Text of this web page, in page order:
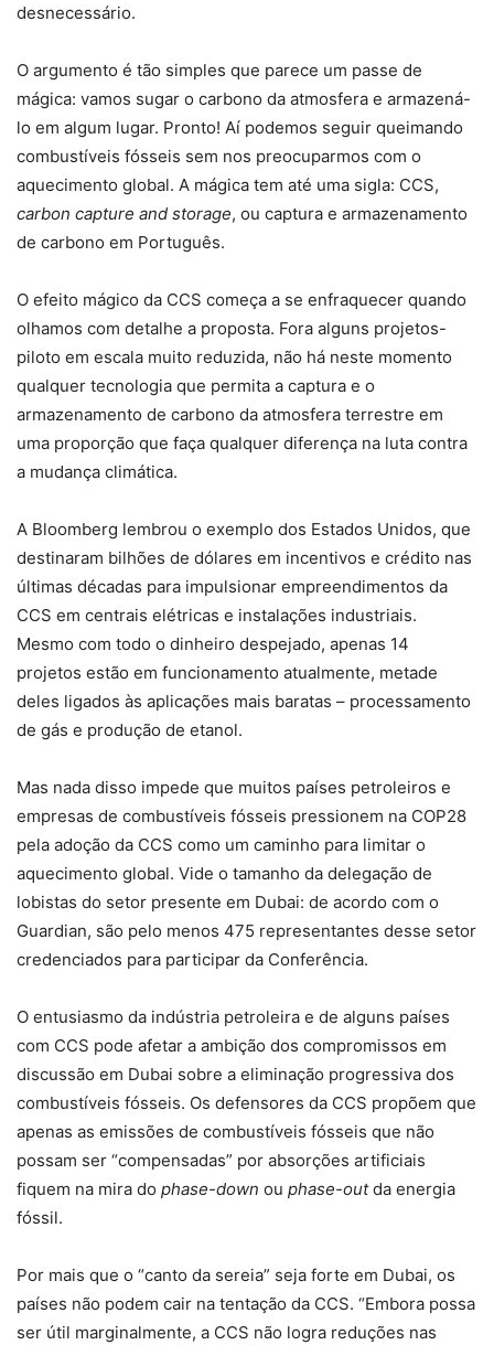
desnecessário.
O argumento é tão simples que parece um passe de
mágica: vamos sugar o carbono da atmosfera e armazená-
lo em algum lugar. Pronto! Aí podemos seguir queimando
combustíveis fósseis sem nos preocuparmos com o
aquecimento global. A mágica tem até uma sigla: CCS,
carbon capture and storage, ou captura e armazenamento
de carbono em Português.
O efeito mágico da CCS começa a se enfraquecer quando
olhamos com detalhe a proposta. Fora alguns projetos-
piloto em escala muito reduzida, não há neste momento
qualquer tecnologia que permita a captura e o
armazenamento de carbono da atmosfera terrestre em
uma proporção que faça qualquer diferença na luta contra
a mudança climática.
A Bloomberg lembrou o exemplo dos Estados Unidos, que
destinaram bilhões de dólares em incentivos e crédito nas
últimas décadas para impulsionar empreendimentos da
CCS em centrais elétricas e instalações industriais.
Mesmo com todo o dinheiro despejado, apenas 14
projetos estão em funcionamento atualmente, metade
deles ligados às aplicações mais baratas – processamento
de gás e produção de etanol.
Mas nada disso impede que muitos países petroleiros e
empresas de combustíveis fósseis pressionem na COP28
pela adoção da CCS como um caminho para limitar o
aquecimento global. Vide o tamanho da delegação de
lobistas do setor presente em Dubai: de acordo com o
Guardian, são pelo menos 475 representantes desse setor
credenciados para participar da Conferência.
O entusiasmo da indústria petroleira e de alguns países
com CCS pode afetar a ambição dos compromissos em
discussão em Dubai sobre a eliminação progressiva dos
combustíveis fósseis. Os defensores da CCS propõem que
apenas as emissões de combustíveis fósseis que não
possam ser “compensadas” por absorções artificiais
fiquem na mira do phase-down ou phase-outda energia
fóssil.
Por mais que o “canto da sereia” seja forte em Dubai, os
países não podem cair na tentação da CCS. “Embora possa
ser útil marginalmente, a CCS não logra reduções nas